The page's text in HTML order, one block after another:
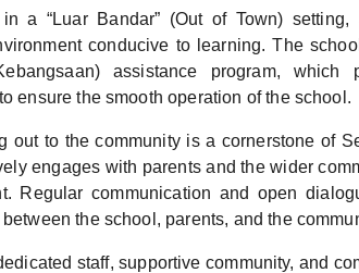
in a “Luar Bandar” (Out of Town)
conducive to learning. The
assistance program, which
ensure the smooth operation of the school.
out to the community is a cornerstone of
engages with parents and the wider
Regular communication and open
the school, parents, and the
staff, supportive community, and